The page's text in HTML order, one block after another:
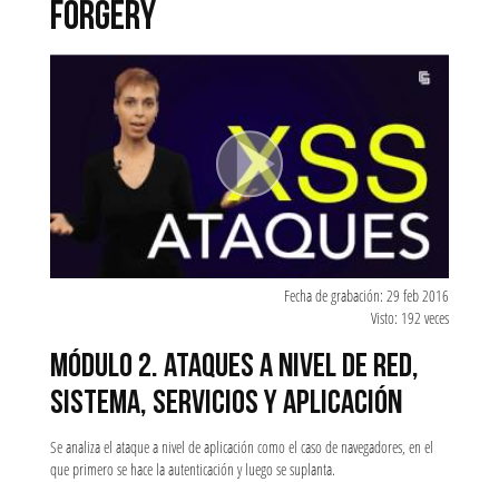
FORGERY
Fecha de grabación: 29 feb 2016
Visto: 192 veces
MÓDULO 2. ATAQUES A NIVEL DE RED,
SISTEMA, SERVICIOS Y APLICACIÓN
Se analiza el ataque a nivel de aplicación como el caso de navegadores, en el
que primero se hace la autenticación y luego se suplanta.